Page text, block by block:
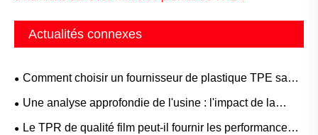
Actualités connexes
​Comment choisir un fournisseur de plastique TPE sans
tomber dans des pièges ?
Une analyse approfondie de l'usine : l'impact de la
mauvaise adhérence des matériaux TPE sur les produits
Le TPR de qualité film peut-il fournir les performances